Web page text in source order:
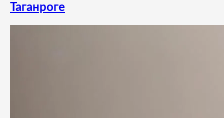
Таганроге